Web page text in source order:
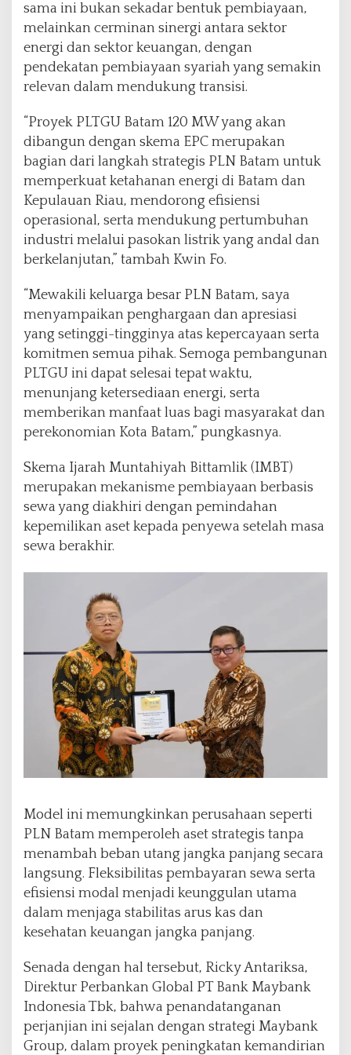
u
n
P
L
G
1
2
0
sama ini bukan sekadar bentuk pembiayaan,
melainkan cerminan sinergi antara sektor
energi dan sektor keuangan, dengan
pendekatan pembiayaan syariah yang semakin
relevan dalam mendukung transisi.
“Proyek PLTGU Batam 120 MW yang akan
dibangun dengan skema EPC merupakan
bagian dari langkah strategis PLN Batam untuk
memperkuat ketahanan energi di Batam dan
Kepulauan Riau, mendorong efisiensi
operasional, serta mendukung pertumbuhan
industri melalui pasokan listrik yang andal dan
berkelanjutan,” tambah Kwin Fo.
“Mewakili keluarga besar PLN Batam, saya
menyampaikan penghargaan dan apresiasi
yang setinggi-tingginya atas kepercayaan serta
komitmen semua pihak. Semoga pembangunan
PLTGU ini dapat selesai tepat waktu,
menunjang ketersediaan energi, serta
memberikan manfaat luas bagi masyarakat dan
perekonomian Kota Batam,” pungkasnya.
Skema Ijarah Muntahiyah Bittamlik (IMBT)
merupakan mekanisme pembiayaan berbasis
sewa yang diakhiri dengan pemindahan
kepemilikan aset kepada penyewa setelah masa
sewa berakhir.
Model ini memungkinkan perusahaan seperti
PLN Batam memperoleh aset strategis tanpa
menambah beban utang jangka panjang secara
langsung. Fleksibilitas pembayaran sewa serta
efisiensi modal menjadi keunggulan utama
dalam menjaga stabilitas arus kas dan
kesehatan keuangan jangka panjang.
Senada dengan hal tersebut, Ricky Antariksa,
Direktur Perbankan Global PT Bank Maybank
Indonesia Tbk, bahwa penandatanganan
perjanjian ini sejalan dengan strategi Maybank
Group, dalam proyek peningkatan kemandirian